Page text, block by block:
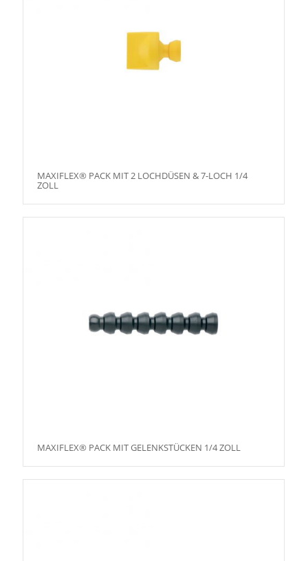
MAXIFLEX® PACK MIT 2 LOCHDÜSEN & 7-LOCH 1/4
ZOLL
MAXIFLEX® PACK MIT GELENKSTÜCKEN 1/4 ZOLL